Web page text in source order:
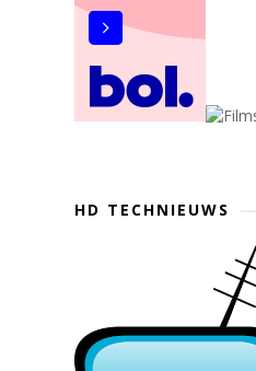
HD TECHNIEUWS